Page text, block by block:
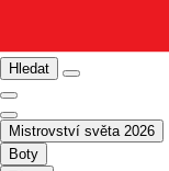
Hledat
Mistrovství světa 2026
Boty